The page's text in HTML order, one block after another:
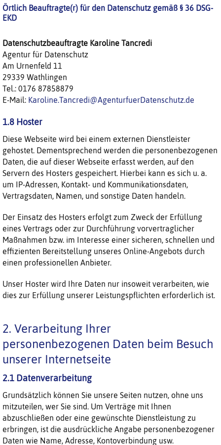
Örtlich Beauftragte(r) für den Datenschutz gemäß § 36 DSG-
EKD
Datenschutzbeauftragte Karoline Tancredi
Agentur für Datenschutz
Am Urnenfeld 11
29339 Wathlingen
Tel.: 0176 87858879
E-Mail: Karoline.Tancredi@AgenturfuerDatenschutz.de
1.8 Hoster
Diese Webseite wird bei einem externen Dienstleister
gehostet. Dementsprechend werden die personenbezogenen
Daten, die auf dieser Webseite erfasst werden, auf den
Servern des Hosters gespeichert. Hierbei kann es sich u. a.
um IP-Adressen, Kontakt- und Kommunikationsdaten,
Vertragsdaten, Namen, und sonstige Daten handeln.
Der Einsatz des Hosters erfolgt zum Zweck der Erfüllung
eines Vertrags oder zur Durchführung vorvertraglicher
Maßnahmen bzw. im Interesse einer sicheren, schnellen und
effizienten Bereitstellung unseres Online-Angebots durch
einen professionellen Anbieter.
Unser Hoster wird Ihre Daten nur insoweit verarbeiten, wie
dies zur Erfüllung unserer Leistungspflichten erforderlich ist.
2. Verarbeitung Ihrer
personenbezogenen Daten beim Besuch
unserer Internetseite
2.1 Datenverarbeitung
Grundsätzlich können Sie unsere Seiten nutzen, ohne uns
mitzuteilen, wer Sie sind. Um Verträge mit Ihnen
abzuschließen oder eine gewünschte Dienstleistung zu
erbringen, ist die ausdrückliche Angabe personenbezogener
Daten wie Name, Adresse, Kontoverbindung usw.